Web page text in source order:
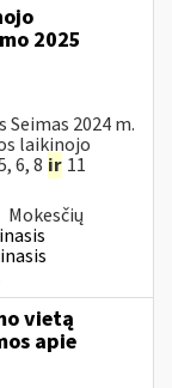
2025
2024 m.
laikinojo
6, 8 ir 11
Mokesčių
vietą
apie